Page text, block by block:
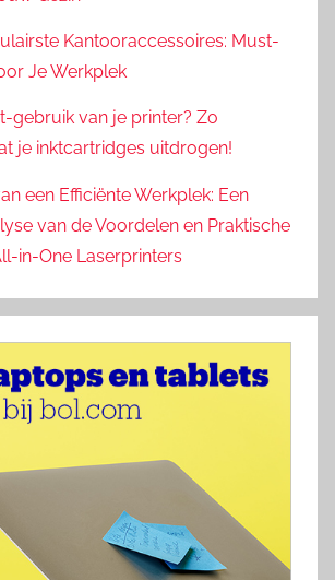
Kantooraccessoires: Must-
Je Werkplek
gebruik van je printer? Zo
je inktcartridges uitdrogen!
een Efficiënte Werkplek: Een
van de Voordelen en Praktische
in-One Laserprinters